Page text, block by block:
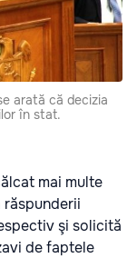
arată că decizia
în stat.
mai multe
şi solicită
de faptele